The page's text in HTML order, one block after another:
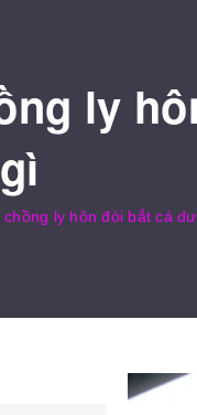
ly
chồng ly hôn đòi bắt cá